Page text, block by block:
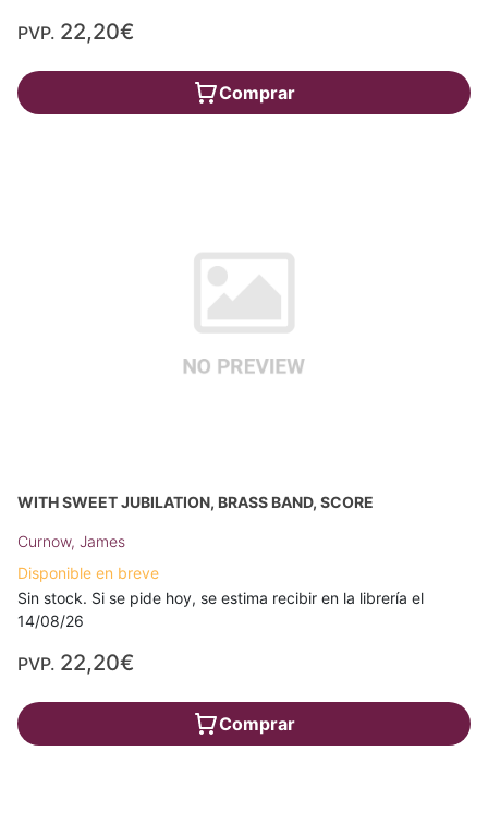
PVP. 22,20€
Comprar
WITH SWEET JUBILATION, BRASS BAND, SCORE
Curnow, James
Disponible en breve
Sin stock. Si se pide hoy, se estima recibir en la librería el
14/08/26
PVP. 22,20€
Comprar